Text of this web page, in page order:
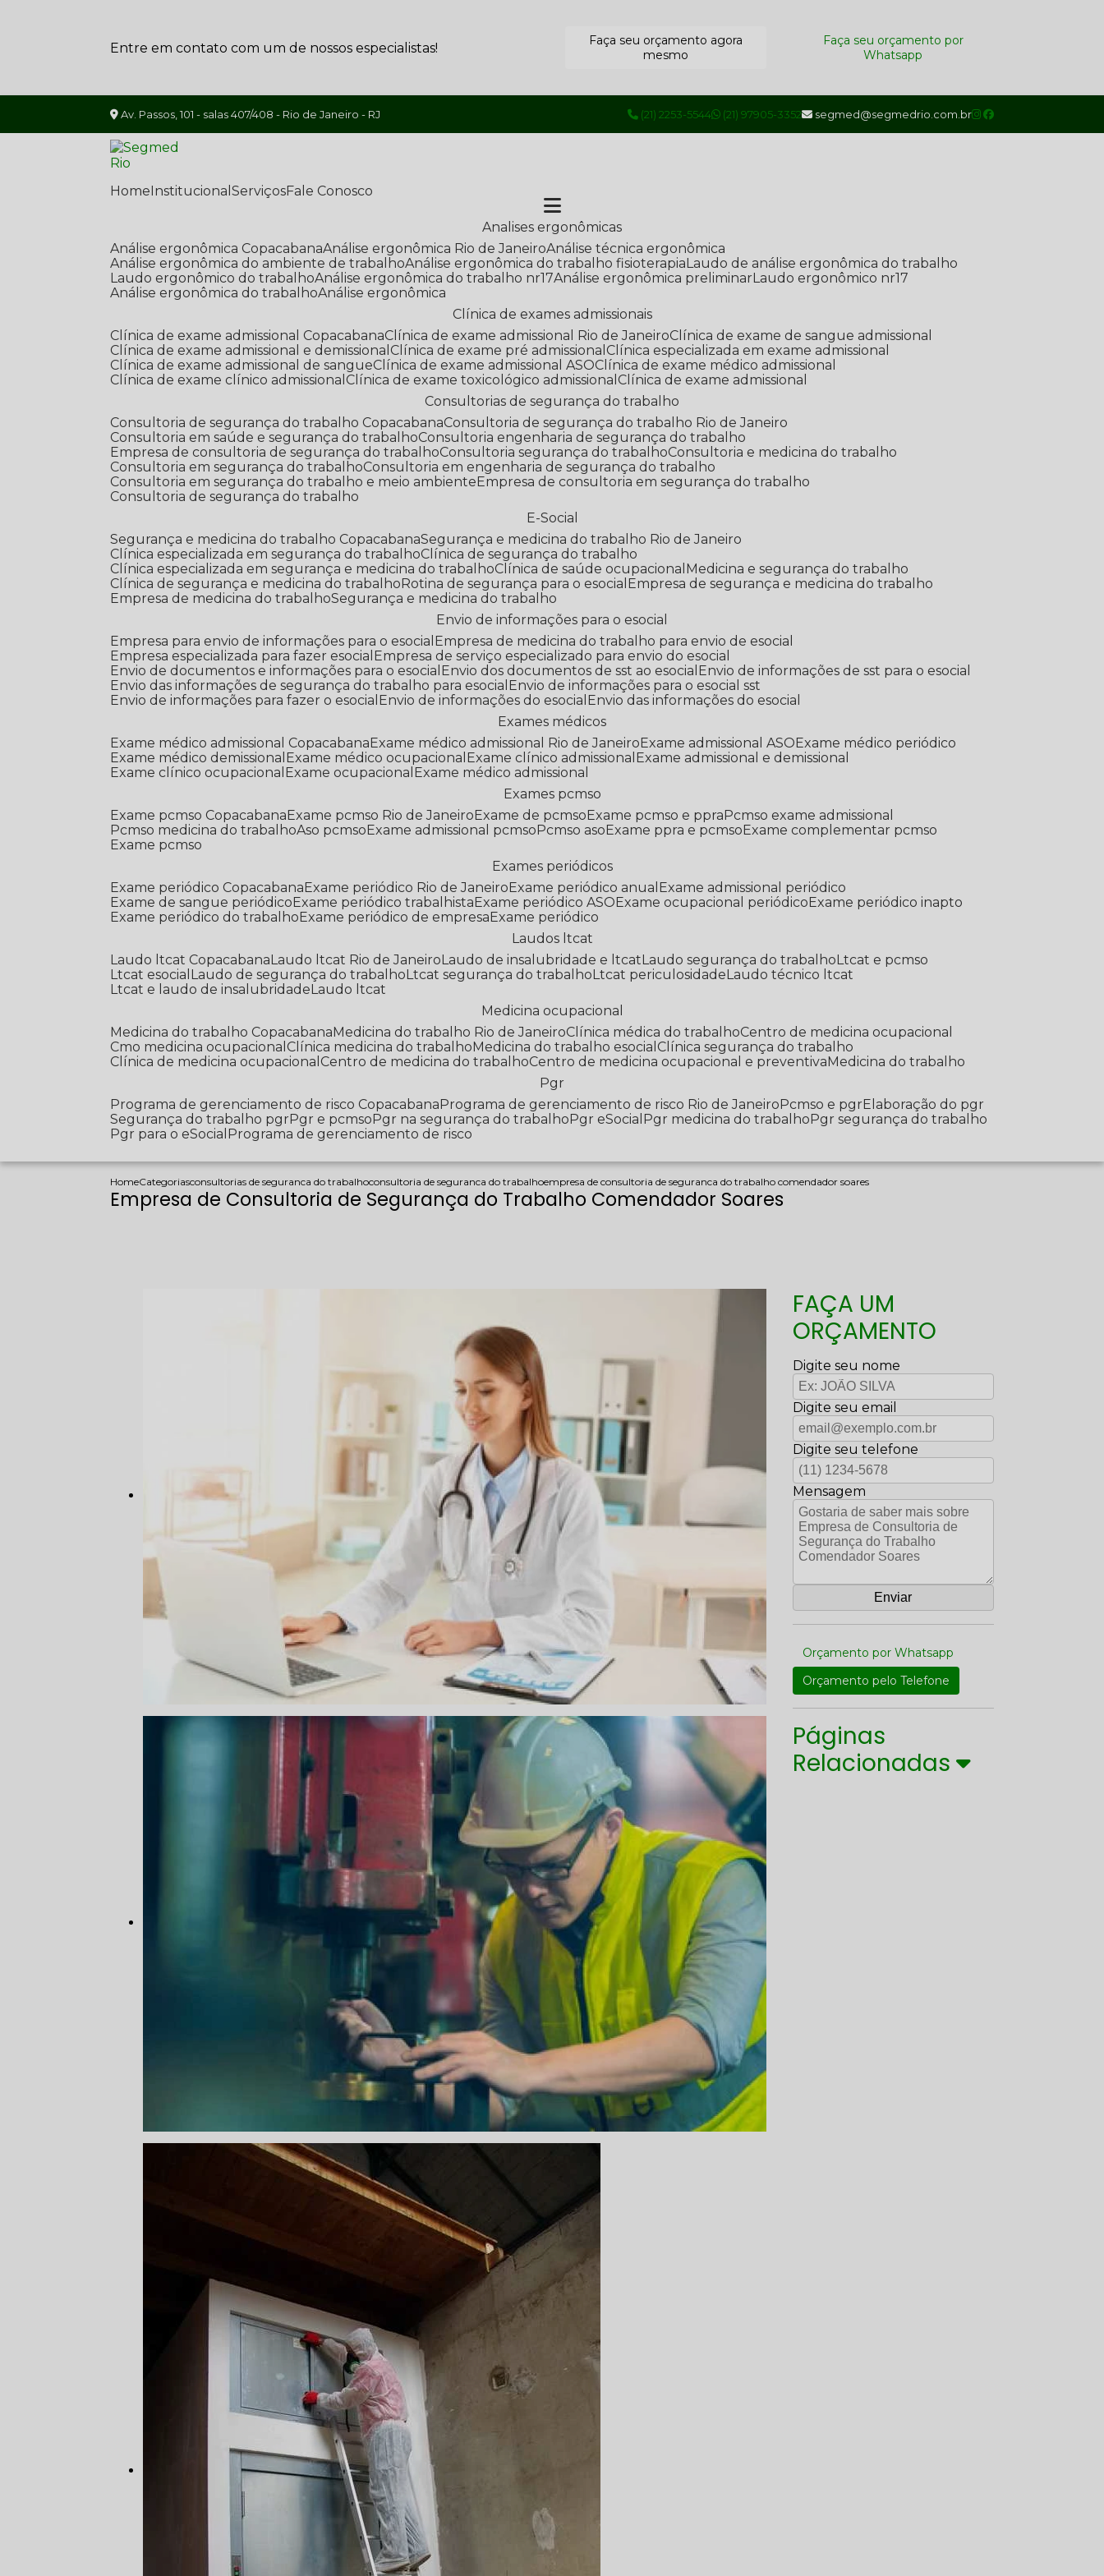
Entre em contato com um de nossos especialistas!
Faça seu orçamento agora
mesmo
Faça seu orçamento por
Whatsapp
Av. Passos, 101 - salas 407/408 - Rio de Janeiro - RJ (21) 2253-5544 (21) 97905-3352 segmed@segmedrio.com.br
Home Institucional Serviços Fale Conosco
Analises ergonômicas
Análise ergonômica Copacabana Análise ergonômica Rio de Janeiro Análise técnica ergonômica
Análise ergonômica do ambiente de trabalho Análise ergonômica do trabalho fisioterapia Laudo de análise ergonômica do trabalho
Laudo ergonômico do trabalho Análise ergonômica do trabalho nr17 Análise ergonômica preliminar Laudo ergonômico nr17
Análise ergonômica do trabalho Análise ergonômica
Clínica de exames admissionais
Clínica de exame admissional Copacabana
Clínica de exame admissional Rio de Janeiro
Clínica de exame de sangue admissional
Clínica de exame admissional e demissional
Clínica de exame pré admissional
Clínica especializada em exame admissional
Clínica de exame admissional de sangue
Clínica de exame admissional ASO
Clínica de exame médico admissional
Clínica de exame clínico admissional
Clínica de exame toxicológico admissional
Clínica de exame admissional
Consultorias de segurança do trabalho
Consultoria de segurança do trabalho Copacabana
Consultoria de segurança do trabalho Rio de Janeiro
Consultoria em saúde e segurança do trabalho
Consultoria engenharia de segurança do trabalho
Empresa de consultoria de segurança do trabalho
Consultoria segurança do trabalho
Consultoria e medicina do trabalho
Consultoria em segurança do trabalho
Consultoria em engenharia de segurança do trabalho
Consultoria em segurança do trabalho e meio ambiente
Empresa de consultoria em segurança do trabalho
Consultoria de segurança do trabalho
E-Social
Segurança e medicina do trabalho Copacabana Segurança e medicina do trabalho Rio de Janeiro
Clínica especializada em segurança do trabalho
Clínica de segurança do trabalho
Clínica especializada em segurança e medicina do trabalho
Clínica de saúde ocupacional
Medicina e segurança do trabalho
Clínica de segurança e medicina do trabalho
Rotina de segurança para o esocial
Empresa de segurança e medicina do trabalho
Empresa de medicina do trabalho Segurança e medicina do trabalho
Envio de informações para o esocial
Empresa para envio de informações para o esocial
Empresa de medicina do trabalho para envio de esocial
Empresa especializada para fazer esocial
Empresa de serviço especializado para envio do esocial
Envio de documentos e informações para o esocial
Envio dos documentos de sst ao esocial
Envio de informações de sst para o esocial
Envio das informações de segurança do trabalho para esocial
Envio de informações para o esocial sst
Envio de informações para fazer o esocial
Envio de informações do esocial
Envio das informações do esocial
Exames médicos
Exame médico admissional Copacabana
Exame médico admissional Rio de Janeiro Exame admissional ASO
Exame médico periódico
Exame médico demissional
Exame médico ocupacional Exame clínico admissional
Exame admissional e demissional
Exame clínico ocupacional
Exame ocupacional
Exame médico admissional
Exames pcmso
Exame pcmso Copacabana
Exame pcmso Rio de Janeiro Exame de pcmso Exame pcmso e ppra
Pcmso exame admissional
Pcmso medicina do trabalho Aso pcmso Exame admissional pcmso Pcmso aso Exame ppra e pcmso
Exame complementar pcmso
Exame pcmso
Exames periódicos
Exame periódico Copacabana
Exame periódico Rio de Janeiro Exame periódico anual
Exame admissional periódico
Exame de sangue periódico
Exame periódico trabalhista Exame periódico ASO Exame ocupacional periódico
Exame periódico inapto
Exame periódico do trabalho
Exame periódico de empresa
Exame periódico
Laudos ltcat
Laudo ltcat Copacabana Laudo ltcat Rio de Janeiro Laudo de insalubridade e ltcat Laudo segurança do trabalho Ltcat e pcmso
Ltcat esocial
Laudo de segurança do trabalho Ltcat segurança do trabalho Ltcat periculosidade Laudo técnico ltcat
Ltcat e laudo de insalubridade Laudo ltcat
Medicina ocupacional
Medicina do trabalho Copacabana
Medicina do trabalho Rio de Janeiro Clínica médica do trabalho
Centro de medicina ocupacional
Cmo medicina ocupacional
Clínica medicina do trabalho Medicina do trabalho esocial
Clínica segurança do trabalho
Clínica de medicina ocupacional
Centro de medicina do trabalho Centro de medicina ocupacional e preventiva
Medicina do trabalho
Pgr
Programa de gerenciamento de risco Copacabana
Programa de gerenciamento de risco Rio de Janeiro Pcmso e pgr
Elaboração do pgr
Segurança do trabalho pgr
Pgr e pcmso Pgr na segurança do trabalho Pgr eSocial Pgr medicina do trabalho
Pgr segurança do trabalho
Pgr para o eSocial
Programa de gerenciamento de risco
HomeCategoriasconsultorias de seguranca do trabalhoconsultoria de seguranca do trabalhoempresa de consultoria de seguranca do trabalho comendador soares
Empresa de Consultoria de Segurança do Trabalho Comendador Soares
FAÇA UM
ORÇAMENTO
Digite seu nome
Digite seu email
Digite seu telefone
Mensagem
Orçamento por Whatsapp
Orçamento pelo Telefone
Páginas
Relacionadas